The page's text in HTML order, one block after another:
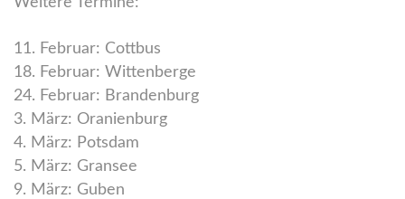
11. Februar: Cottbus
18. Februar: Wittenberge
24. Februar: Brandenburg
3. März: Oranienburg
4. März: Potsdam
5. März: Gransee
9. März: Guben